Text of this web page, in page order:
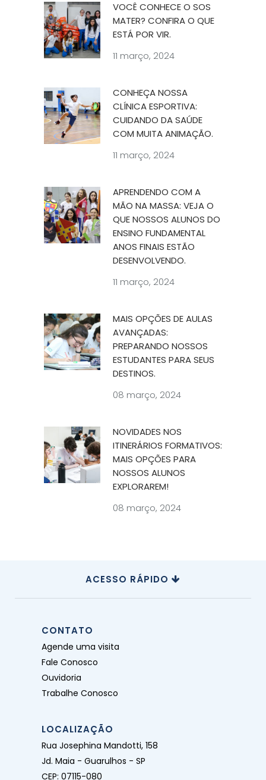
VOCÊ CONHECE O SOS
MATER? CONFIRA O QUE
ESTÁ POR VIR.
11 março, 2024
CONHEÇA NOSSA
CLÍNICA ESPORTIVA:
CUIDANDO DA SAÚDE
COM MUITA ANIMAÇÃO.
11 março, 2024
APRENDENDO COM A
MÃO NA MASSA: VEJA O
QUE NOSSOS ALUNOS DO
ENSINO FUNDAMENTAL
ANOS FINAIS ESTÃO
DESENVOLVENDO.
11 março, 2024
MAIS OPÇÕES DE AULAS
AVANÇADAS:
PREPARANDO NOSSOS
ESTUDANTES PARA SEUS
DESTINOS.
08 março, 2024
NOVIDADES NOS
ITINERÁRIOS FORMATIVOS:
MAIS OPÇÕES PARA
NOSSOS ALUNOS
EXPLORAREM!
08 março, 2024
ACESSO RÁPIDO
CONTATO
Agende uma visita
Fale Conosco
Ouvidoria
Trabalhe Conosco
LOCALIZAÇÃO
Rua Josephina Mandotti, 158
Jd. Maia - Guarulhos - SP
CEP: 07115-080